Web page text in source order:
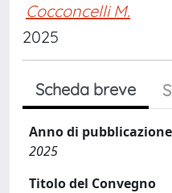
Cocconcelli M.
2025
Scheda breve
Anno di pubblicazione
2025
Titolo del Convegno